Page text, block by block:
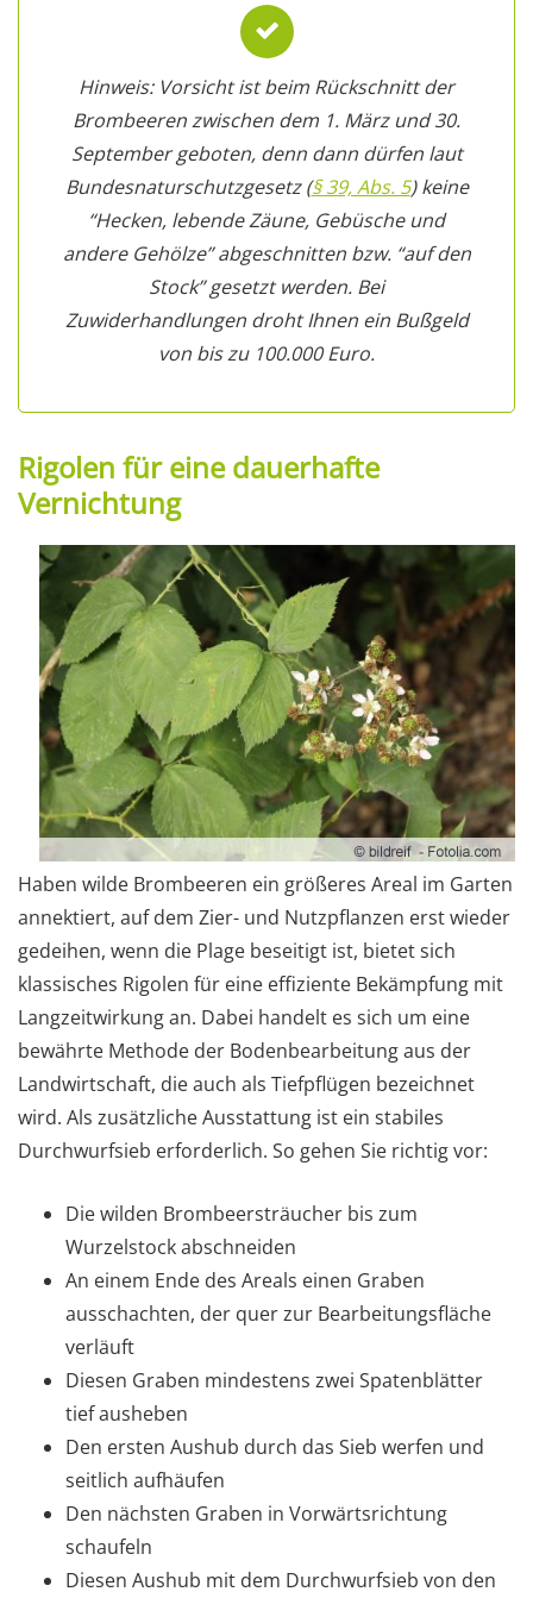
Hinweis: Vorsicht ist beim Rückschnitt der
Brombeeren zwischen dem 1. März und 30.
September geboten, denn dann dürfen laut
Bundesnaturschutzgesetz (§ 39, Abs. 5) keine
“Hecken, lebende Zäune, Gebüsche und
andere Gehölze” abgeschnitten bzw. “auf den
Stock” gesetzt werden. Bei
Zuwiderhandlungen droht Ihnen ein Bußgeld
von bis zu 100.000 Euro.
Rigolen für eine dauerhafte
Vernichtung
Haben wilde Brombeeren ein größeres Areal im Garten
annektiert, auf dem Zier- und Nutzpflanzen erst wieder
gedeihen, wenn die Plage beseitigt ist, bietet sich
klassisches Rigolen für eine effiziente Bekämpfung mit
Langzeitwirkung an. Dabei handelt es sich um eine
bewährte Methode der Bodenbearbeitung aus der
Landwirtschaft, die auch als Tiefpflügen bezeichnet
wird. Als zusätzliche Ausstattung ist ein stabiles
Durchwurfsieb erforderlich. So gehen Sie richtig vor:
Die wilden Brombeersträucher bis zum
Wurzelstock abschneiden
An einem Ende des Areals einen Graben
ausschachten, der quer zur Bearbeitungsfläche
verläuft
Diesen Graben mindestens zwei Spatenblätter
tief ausheben
Den ersten Aushub durch das Sieb werfen und
seitlich aufhäufen
Den nächsten Graben in Vorwärtsrichtung
schaufeln
Diesen Aushub mit dem Durchwurfsieb von den